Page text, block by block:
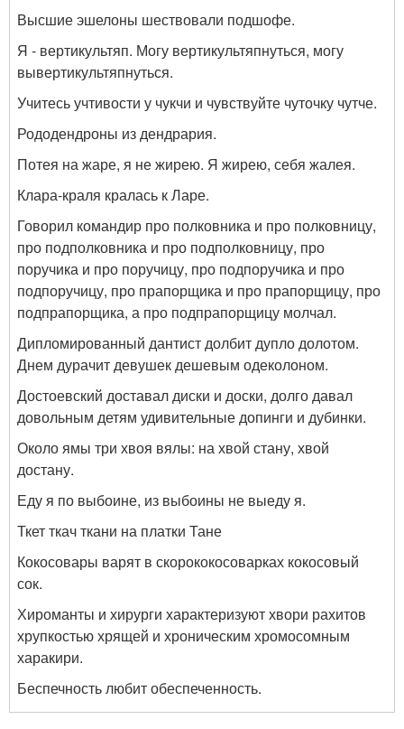
Высшие эшелоны шествовали подшофе.
Я - вертикультяп. Могу вертикультяпнуться, могу
вывертикультяпнуться.
Учитесь учтивости у чукчи и чувствуйте чуточку чутче.
Рододендроны из дендрария.
Потея на жаре, я не жирею. Я жирею, себя жалея.
Клара-краля кралась к Ларе.
Говорил командир про полковника и про полковницу,
про подполковника и про подполковницу, про
поручика и про поручицу, про подпоручика и про
подпоручицу, про прапорщика и про прапорщицу, про
подпрапорщика, а про подпрапорщицу молчал.
Дипломированный дантист долбит дупло долотом.
Днем дурачит девушек дешевым одеколоном.
Достоевский доставал диски и доски, долго давал
довольным детям удивительные допинги и дубинки.
Около ямы три хвоя вялы: на хвой стану, хвой
достану.
Еду я по выбоине, из выбоины не выеду я.
Ткет ткач ткани на платки Тане
Кокосовары варят в скорококосоварках кокосовый
сок.
Хироманты и хирурги характеризуют хвори рахитов
хрупкостью хрящей и хроническим хромосомным
харакири.
Беспечность любит обеспеченность.